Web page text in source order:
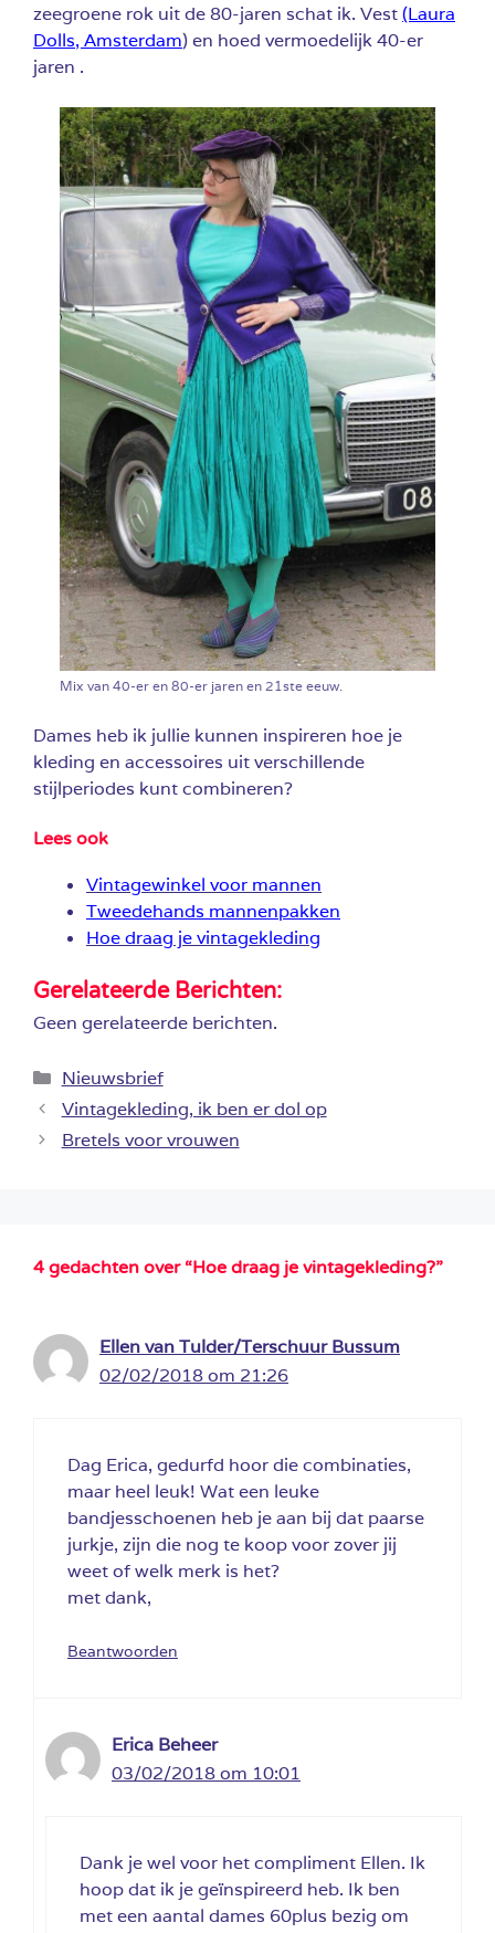
zeegroene rok uit de 80-jaren schat ik. Vest(Laura
Dolls, Amsterdam) en hoed vermoedelijk 40-er
jaren .
Mix van 40-er en 80-er jaren en 21ste eeuw.
Dames heb ik jullie kunnen inspireren hoe je
kleding en accessoires uit verschillende
stijlperiodes kunt combineren?
Lees ook
Vintagewinkel voor mannen
Tweedehands mannenpakken
Hoe draag je vintagekleding
Gerelateerde Berichten:
Geen gerelateerde berichten.
Categorieën
Nieuwsbrief
Vintagekleding, ik ben er dol op
Bretels voor vrouwen
4 gedachten over “Hoe draag je vintagekleding?”
Ellen van Tulder/Terschuur Bussum
02/02/2018 om 21:26
Dag Erica, gedurfd hoor die combinaties,
maar heel leuk! Wat een leuke
bandjesschoenen heb je aan bij dat paarse
jurkje, zijn die nog te koop voor zover jij
weet of welk merk is het?
met dank,
Beantwoorden
Erica Beheer
03/02/2018 om 10:01
Dank je wel voor het compliment Ellen. Ik
hoop dat ik je geïnspireerd heb. Ik ben
met een aantal dames 60plus bezig om